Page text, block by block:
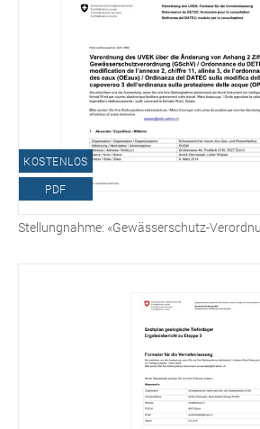
KOSTENLOS
PDF
Stellungnahme: «Gewässerschutz-